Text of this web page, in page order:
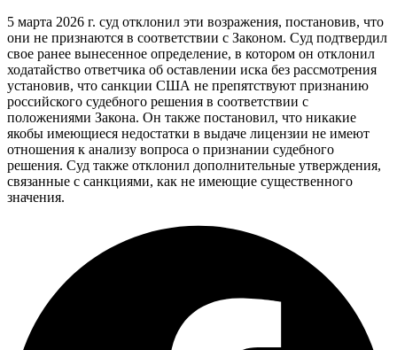
5 марта 2026 г. суд отклонил эти возражения, постановив, что
они не признаются в соответствии с Законом. Суд подтвердил
свое ранее вынесенное определение, в котором он отклонил
ходатайство ответчика об оставлении иска без рассмотрения
установив, что санкции США не препятствуют признанию
российского судебного решения в соответствии с
положениями Закона. Он также постановил, что никакие
якобы имеющиеся недостатки в выдаче лицензии не имеют
отношения к анализу вопроса о признании судебного
решения. Суд также отклонил дополнительные утверждения,
связанные с санкциями, как не имеющие существенного
значения.